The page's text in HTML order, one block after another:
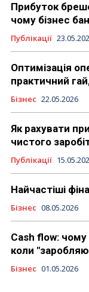
Прибуток
чому бізнес
Публікації
Оптимізація
практичний
Бізнес 22.05.2026
Як рахувати
чистого
Публікації
Найчастіші
Бізнес 08.05.2026
Cash flow: чому
коли
Бізнес 01.05.2026